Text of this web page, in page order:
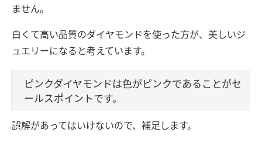
ません。
白くて高い品質のダイヤモンドを使った方が、美しいジ
ュエリーになると考えています。
ピンクダイヤモンドは色がピンクであることがセ
ールスポイントです。
誤解があってはいけないので、補足します。